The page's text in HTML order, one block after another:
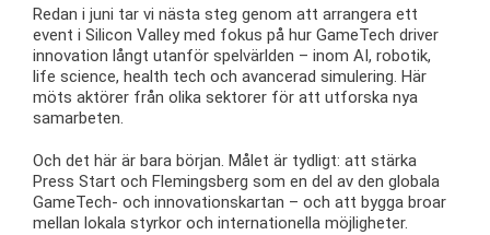
Redan i juni tar vi nästa steg genom att arrangera ett
event i Silicon Valley med fokus på hur GameTech driver
innovation långt utanför spelvärlden – inom AI, robotik,
life science, health tech och avancerad simulering. Här
möts aktörer från olika sektorer för att utforska nya
samarbeten.
Och det här är bara början. Målet är tydligt: att stärka
Press Start och Flemingsberg som en del av den globala
GameTech- och innovationskartan – och att bygga broar
mellan lokala styrkor och internationella möjligheter.